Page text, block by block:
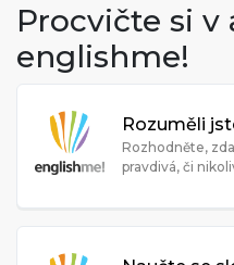
Procvičte si v
englishme!
Rozuměli
Rozhodněte,
pravdivá, či